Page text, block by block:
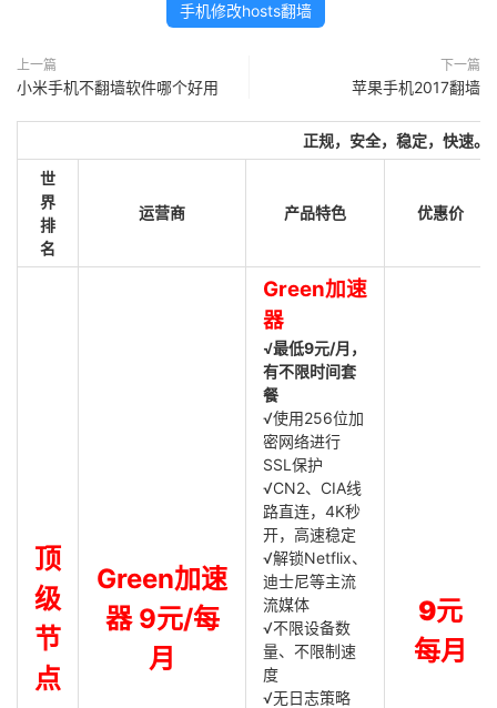
手机修改hosts翻墙
上一篇
小米手机不翻墙软件哪个好用
下一篇
苹果手机2017翻墙
正规，安全，稳定，快速。
世
界
排
名
运营商 产品特色 优惠价
顶
级
节
点
Green加速
器 9元/每
月
Green加速
器
√最低9元/月，
有不限时间套
餐
√使用256位加
密网络进行
SSL保护
√CN2、CIA线
路直连，4K秒
开，高速稳定
√解锁Netflix、
迪士尼等主流
流媒体
√不限设备数
量、不限制速
度
√无日志策略
9元
每月